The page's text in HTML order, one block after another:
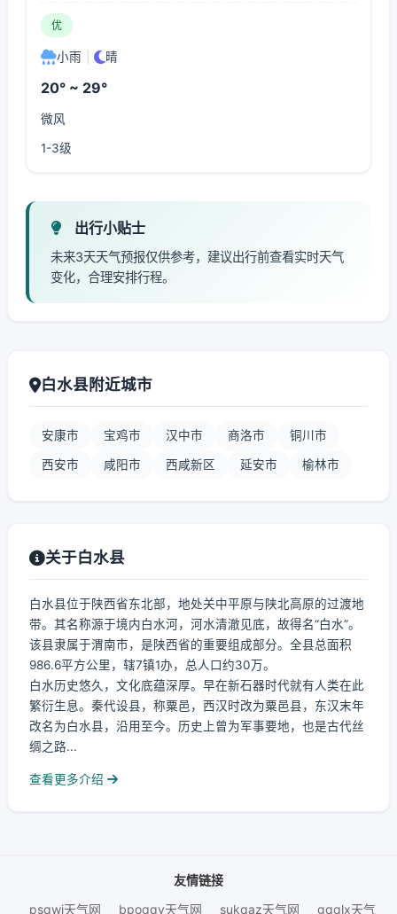
优
小雨 晴
20° ~ 29°
微风
1-3级
出行小贴士
未来3天天气预报仅供参考，建议出行前查看实时天气
变化，合理安排行程。
白水县附近城市
安康市 宝鸡市 汉中市 商洛市 铜川市
西安市 咸阳市 西咸新区 延安市 榆林市
关于白水县
白水县位于陕西省东北部，地处关中平原与陕北高原的过渡地
带。其名称源于境内白水河，河水清澈见底，故得名“白水”。
该县隶属于渭南市，是陕西省的重要组成部分。全县总面积
986.6平方公里，辖7镇1办，总人口约30万。
白水历史悠久，文化底蕴深厚。早在新石器时代就有人类在此
繁衍生息。秦代设县，称粟邑，西汉时改为粟邑县，东汉末年
改名为白水县，沿用至今。历史上曾为军事要地，也是古代丝
绸之路...
查看更多介绍
友情链接
psqwj天气网
bpoqqv天气网 sukqaz天气网 gqqlx天气